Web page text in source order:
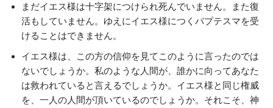
まだイエス様は十字架につけられ死んでいません。また復
活もしていません。ゆえにイエス様につくバプテスマを受
けることはできません。
イエス様は、この方の信仰を見てこのように言ったのでは
ないでしょうか。私のような人間が、誰かに向ってあなた
は救われていると言えるでしょうか。イエス様と同じ権威
を、一人の人間が頂いているのでしょうか。それこそ、神